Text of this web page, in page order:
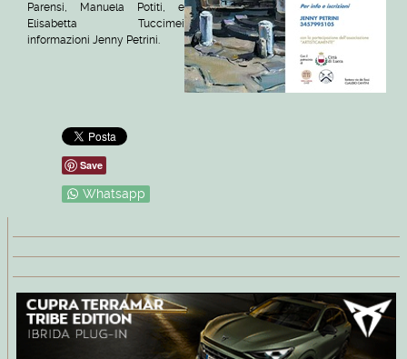
Parensi, Manuela Potiti, e
Elisabetta Tuccimei
informazioni Jenny Petrini.
Save
Whatsapp